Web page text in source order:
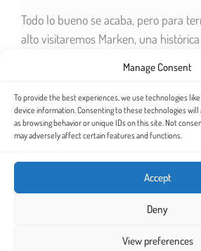
Manage Consent
To provide the best experiences, we use technologies
device information. Consenting to these technologies
as browsing behavior or unique IDs on this site. Not
may adversely affect certain features and functions.
Accept
Deny
View preferences
Todo lo bueno se acaba, pero para
alto visitaremos Marken, una
pescadores con una cultura muy
siempre ha complicado la vida de sus
Descubriremos los desastres
ocurrieron y como se adaptaron
crecidas del mar. Para terminar la
VER MAPA DEL